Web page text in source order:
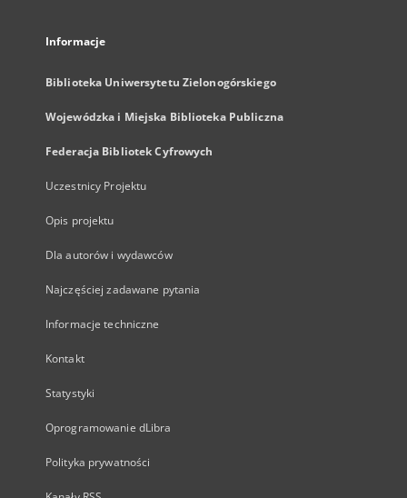
Informacje
Biblioteka Uniwersytetu Zielonogórskiego
Wojewódzka i Miejska Biblioteka Publiczna
Federacja Bibliotek Cyfrowych
Uczestnicy Projektu
Opis projektu
Dla autorów i wydawców
Najczęściej zadawane pytania
Informacje techniczne
Kontakt
Statystyki
Oprogramowanie dLibra
Polityka prywatności